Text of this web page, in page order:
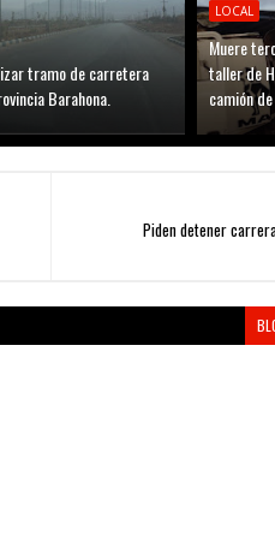
tramo de carretera
Barahona.
LOCAL
Muere
taller de
camión
Piden detener